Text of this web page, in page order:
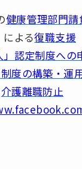
健康管理部門請
による復職支援
」認定制度への
度の構築・運
介護離職防止